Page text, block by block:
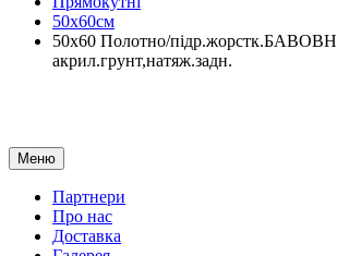
50х60см
50х60 Полотно/
акрил.грунт,натяж.задн.
Меню
Партнери
Про нас
Доставка